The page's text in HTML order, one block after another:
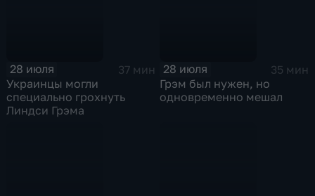
28 июля
37 мин
Украинцы могли
специально грохнуть
Линдси Грэма
28 июля
35 мин
Грэм был нужен, но
одновременно мешал